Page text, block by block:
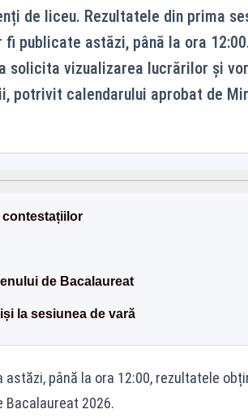
de liceu. Rezultatele din prima
publicate astăzi, până la ora
solicita vizualizarea lucrărilor și
potrivit calendarului aprobat de
contestațiilor
de Bacalaureat
la sesiunea de vară
până la ora 12:00, rezultatele
Bacalaureat 2026.